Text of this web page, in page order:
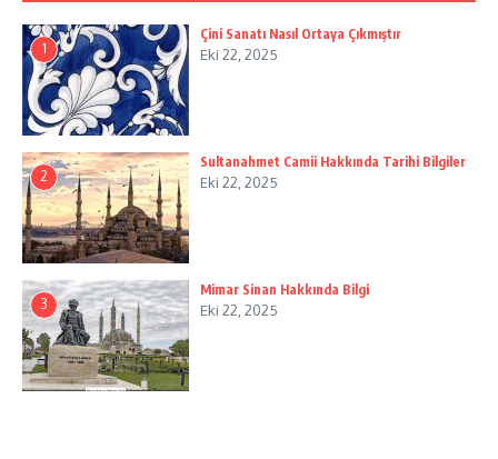
1
Çini Sanatı Nasıl Ortaya Çıkmıştır
Eki 22, 2025
2
Sultanahmet Camii Hakkında Tarihi Bilgiler
Eki 22, 2025
3
Mimar Sinan Hakkında Bilgi
Eki 22, 2025